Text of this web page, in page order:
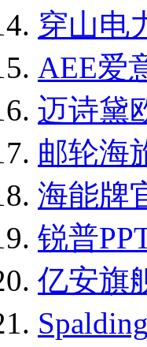
穿山电
AEE爱
迈诗黛
邮轮海
海能牌
锐普
亿安旗